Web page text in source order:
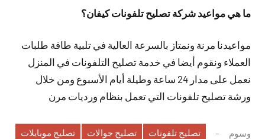
ما هي مواعيد شركة تصليح تلفونات كيفان؟
مواعيدنا مرنة ونمتاز بالسرعة العالية في تلبية طافة طلبات
العملاء ونقوم أيضا في خدمة تصليح التلفونات في المنزل
نعمل على مدار 24 ساعة وطيلة أيام الأسبوع ومن خلال
ورشة تصليح تلفونات التي تعمل بنظام ورديات مرن
وسوم تصليح تلفونات تصليح جوالات
تصليح موبايلات